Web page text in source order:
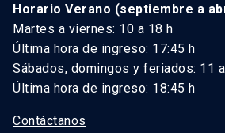
Horario Verano (septiembre a
Martes a viernes: 10 a 18 h
Última hora de ingreso: 17:45 h
Sábados, domingos y feriados: 11
Última hora de ingreso: 18:45 h
Contáctanos